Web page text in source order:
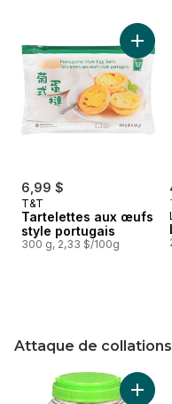
sauter Boulangerie
6,99 $
T&T
Tartelettes aux œufs
style portugais
300 g, 2,33 $/100g
Attaque de collations
sauter Attaque de